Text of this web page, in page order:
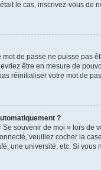
le cas, inscrivez-vous de
de passe ne puisse pas
être en mesure de
réinitialiser votre mot de
?
souvenir de moi » lors de
veuillez cocher la
une université, etc. Si vous